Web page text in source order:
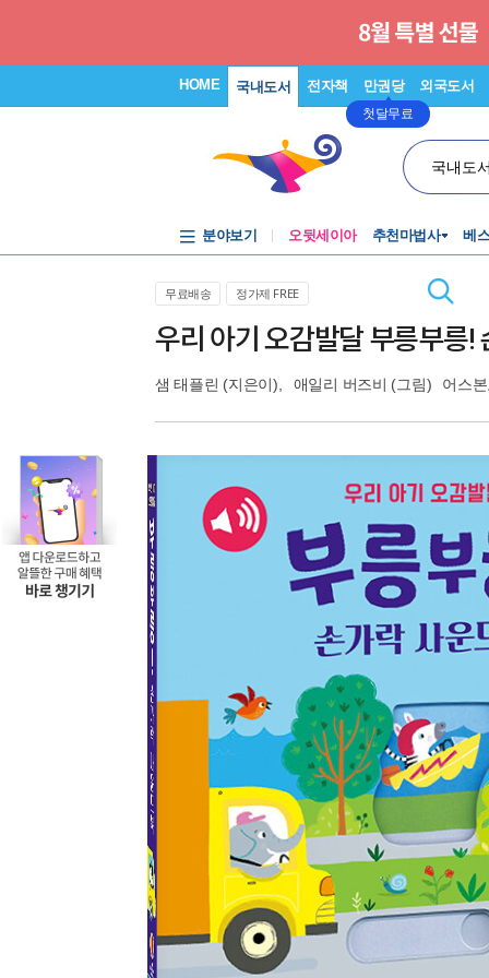
HOME 국내도서 전자책 만권당
첫달무료
외국도서
국내도
분야보기 오뒷세이아 추천마법사 베
무료배송 정가제 FREE
우리 아기 오감발달 부릉부릉!
샘 태플린 (지은이), 애일리 버즈비 (그림) 어스